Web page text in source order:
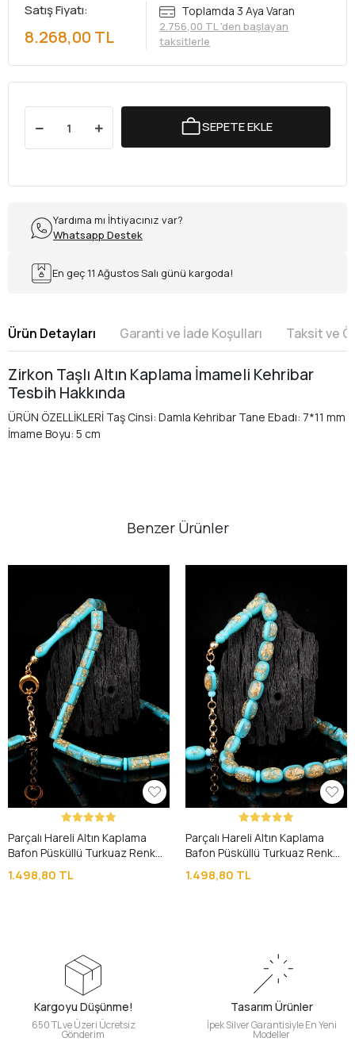
Satış Fiyatı:
8.268,00 TL
Toplamda 3 Aya Varan
2.756,00 TL 'den başlayan
taksitlerle
SEPETE EKLE
Yardıma mı İhtiyacınız var?
Whatsapp Destek
En geç 11 Ağustos Salı günü kargoda!
Ürün Detayları Garanti ve İade Koşulları Taksit ve
Zirkon Taşlı Altın Kaplama İmameli Kehribar
Tesbih Hakkında
ÜRÜN ÖZELLİKLERİ Taş Cinsi: Damla Kehribar Tane Ebadı: 7*11 mm
İmame Boyu: 5 cm
Benzer Ürünler
Parçalı Hareli Altın Kaplama
Bafon Püsküllü Turkuaz Renk
Sıkma Kehribar Tesbih
1.498,80 TL
Parçalı Hareli Altın Kaplama
Bafon Püsküllü Turkuaz Renk
Sıkma Kehribar Tesbih
1.498,80 TL
Kargoyu Düşünme!
650 TL ve Üzeri Ücretsiz
Gönderim
Tasarım Ürünler
İpek Silver Garantisiyle En Yeni
Modeller